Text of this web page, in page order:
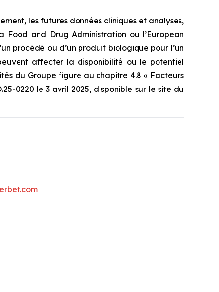
les futures données cliniques et analyses,
Food and Drug Administration ou l’European
procédé ou d’un produit biologique pour l’un
affecter la disponibilité ou le potentiel
du Groupe figure au chapitre 4.8 « Facteurs
0220 le 3 avril 2025, disponible sur le site du